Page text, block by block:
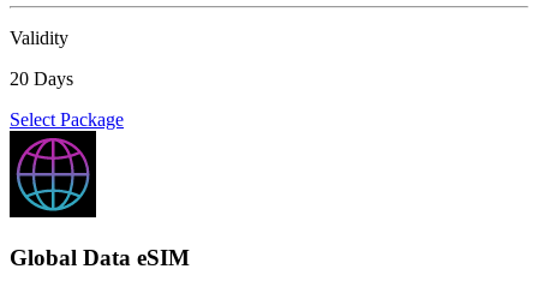
Validity
20 Days
Select Package
Global Data eSIM